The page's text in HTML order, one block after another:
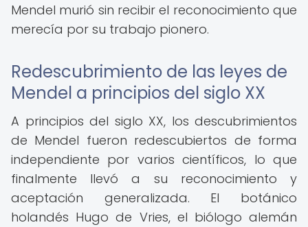
Mendel murió sin recibir el reconocimiento que
merecía por su trabajo pionero.
Redescubrimiento de las leyes de
Mendel a principios del siglo XX
A principios del siglo XX, los descubrimientos
de Mendel fueron redescubiertos de forma
independiente por varios científicos, lo que
finalmente llevó a su reconocimiento y
aceptación generalizada. El botánico
holandés Hugo de Vries, el biólogo alemán